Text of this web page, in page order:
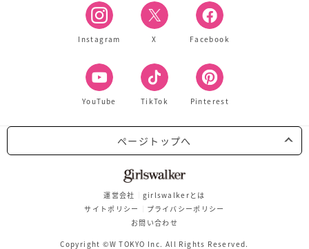
Instagram X Facebook
YouTube TikTok Pinterest
ページトップへ
運営会社
girlswalkerとは
サイトポリシー
プライバシーポリシー
お問い合わせ
Copyright ©W TOKYO Inc. All Rights Reserved.